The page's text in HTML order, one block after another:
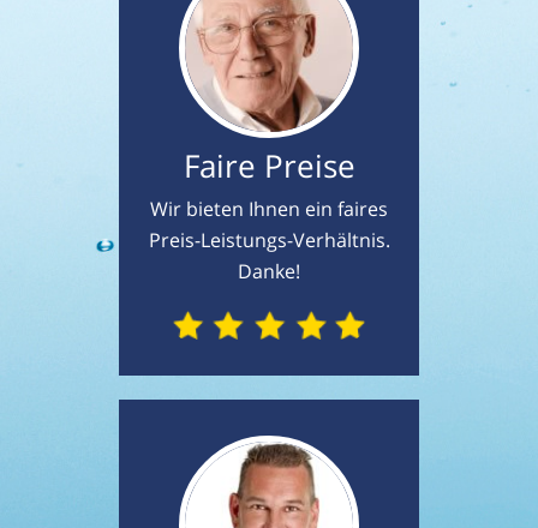
Faire Preise
Wir bieten Ihnen ein faires
Preis-Leistungs-Verhältnis.
Danke!